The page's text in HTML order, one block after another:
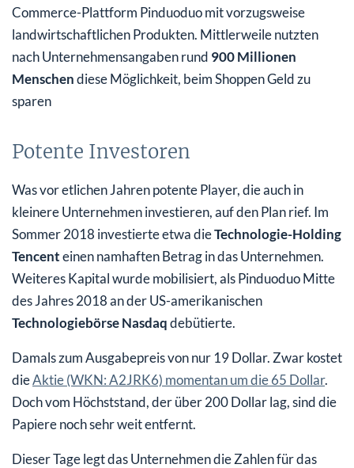
Commerce-Plattform Pinduoduo mit vorzugsweise
landwirtschaftlichen Produkten. Mittlerweile nutzten
nach Unternehmensangaben rund 900 Millionen
Menschendiese Möglichkeit, beim Shoppen Geld zu
sparen
Potente Investoren
Was vor etlichen Jahren potente Player, die auch in
kleinere Unternehmen investieren, auf den Plan rief. Im
Sommer 2018 investierte etwa dieTechnologie-Holding
Tencenteinen namhaften Betrag in das Unternehmen.
Weiteres Kapital wurde mobilisiert, als Pinduoduo Mitte
des Jahres 2018 an der US-amerikanischen
Technologiebörse Nasdaqdebütierte.
Damals zum Ausgabepreis von nur 19 Dollar. Zwar kostet
dieAktie (WKN: A2JRK6) momentan um die 65 Dollar.
Doch vom Höchststand, der über 200 Dollar lag, sind die
Papiere noch sehr weit entfernt.
Dieser Tage legt das Unternehmen die Zahlen für das